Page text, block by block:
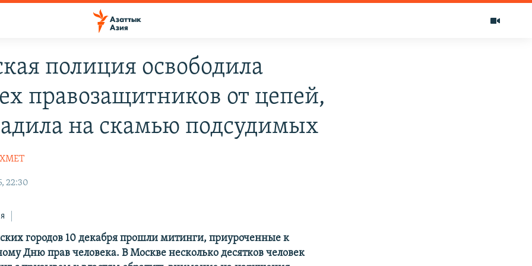
полиция освободила
правозащитников от цепей,
на скамью подсудимых
22:30
городов 10 декабря прошли митинги, приуроченные к
Дню прав человека. В Москве несколько десятков человек